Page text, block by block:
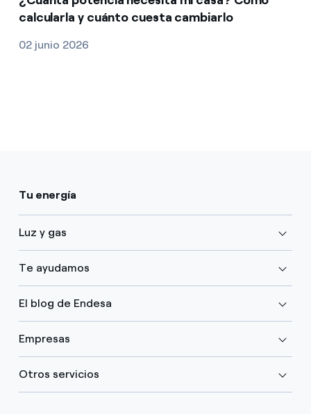
calcularla y cuánto cuesta cambiarlo
02 junio 2026
Tu energía
Luz y gas
Te ayudamos
El blog de Endesa
Empresas
Otros servicios